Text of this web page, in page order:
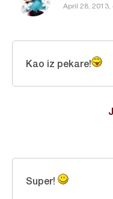
April 28, 2013,
Kao iz pekare!
Super!